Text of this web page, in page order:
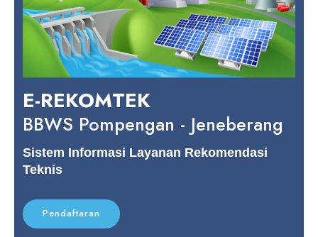
E-REKOMTEK
BBWS Pompengan - Jeneberang
Sistem Informasi Layanan Rekomendasi
Teknis
Pendaftaran